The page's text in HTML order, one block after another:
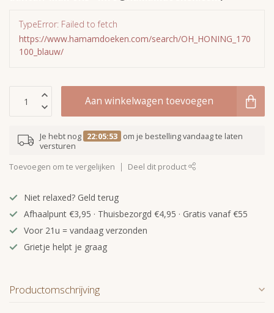
TypeError: Failed to fetch
https://www.hamamdoeken.com/search/OH_HONING_170
100_blauw/
Aan winkelwagen toevoegen
Je hebt nog 22:05:53 om je bestelling vandaag te laten
versturen
Toevoegen om te vergelijken Deel dit product
Niet relaxed? Geld terug
Afhaalpunt €3,95 · Thuisbezorgd €4,95 · Gratis vanaf €55
Voor 21u = vandaag verzonden
Grietje helpt je graag
Productomschrijving